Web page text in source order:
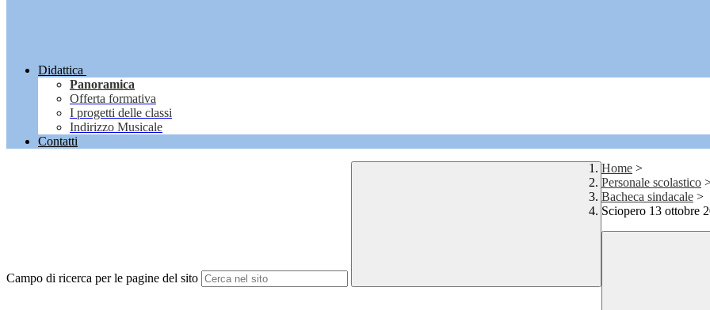
Didattica
Panoramica
Offerta formativa
I progetti delle classi
Indirizzo Musicale
Contatti
Campo di ricerca per le pagine del sito
Home >
Personale scolastico
Bacheca sindacale >
Sciopero 13 ottobre